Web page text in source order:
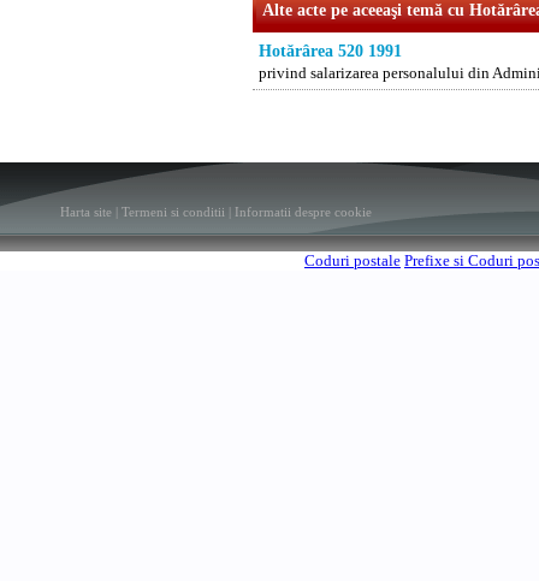
Alte acte pe aceeaşi temă cu
Hotărârea 520 1991
privind salarizarea personalului din
Harta site Termeni si conditii Informatii despre cookie
Coduri postale Prefixe si Coduri